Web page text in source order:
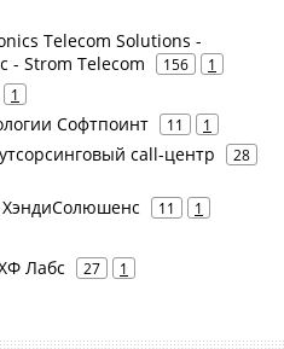
Telecom Solutions -
- Strom Telecom
156 1
1
Софтпоинт 11 1
call-центр
28
11 1
Лабс 27 1